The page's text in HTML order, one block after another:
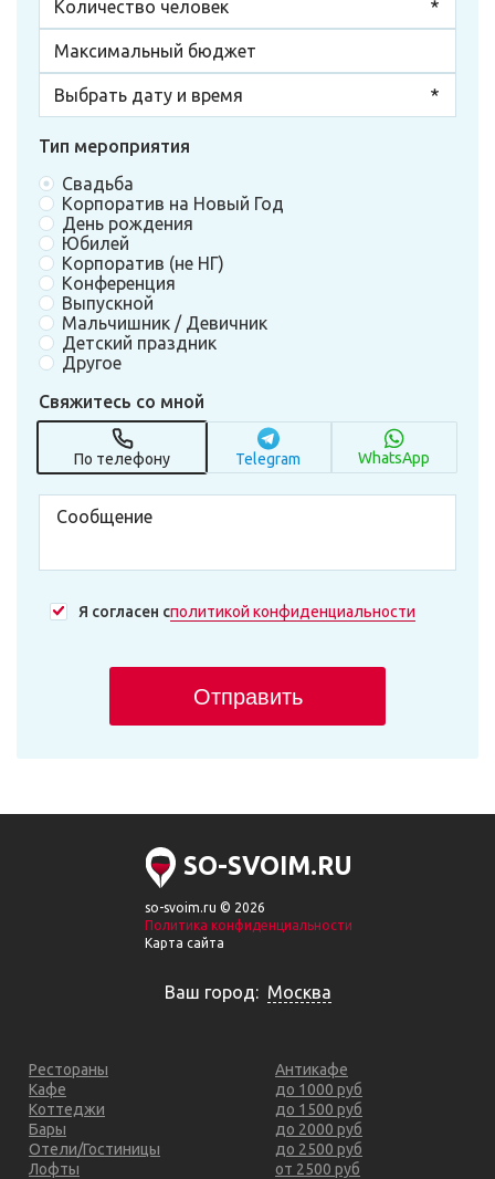
Тип мероприятия
Свадьба
Корпоратив на Новый Год
День рождения
Юбилей
Корпоратив (не НГ)
Конференция
Выпускной
Мальчишник / Девичник
Детский праздник
Другое
Свяжитесь со мной
По телефону Telegram WhatsApp
Я согласен сполитикой конфиденциальности
Отправить
SO-SVOIM.RU
so-svoim.ru © 2026
Политика конфиденциальности
Карта сайта
Ваш город: Москва
Рестораны
Кафе
Коттеджи
Бары
Отели/Гостиницы
Лофты
Антикафе
до 1000 руб
до 1500 руб
до 2000 руб
до 2500 руб
от 2500 руб